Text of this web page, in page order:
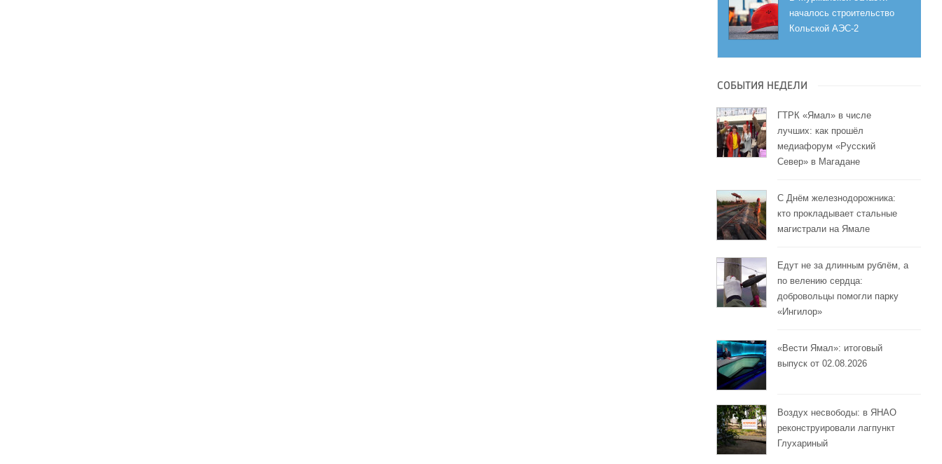
началось строительство
Кольской АЭС-2
СОБЫТИЯ НЕДЕЛИ
ГТРК «Ямал» в числе
лучших: как прошёл
медиафорум «Русский
Север» в Магадане
С Днём железнодорожника:
кто прокладывает стальные
магистрали на Ямале
Едут не за длинным рублём, а
по велению сердца:
добровольцы помогли парку
«Ингилор»
«Вести Ямал»: итоговый
выпуск от 02.08.2026
Воздух несвободы: в ЯНАО
реконструировали лагпункт
Глухариный